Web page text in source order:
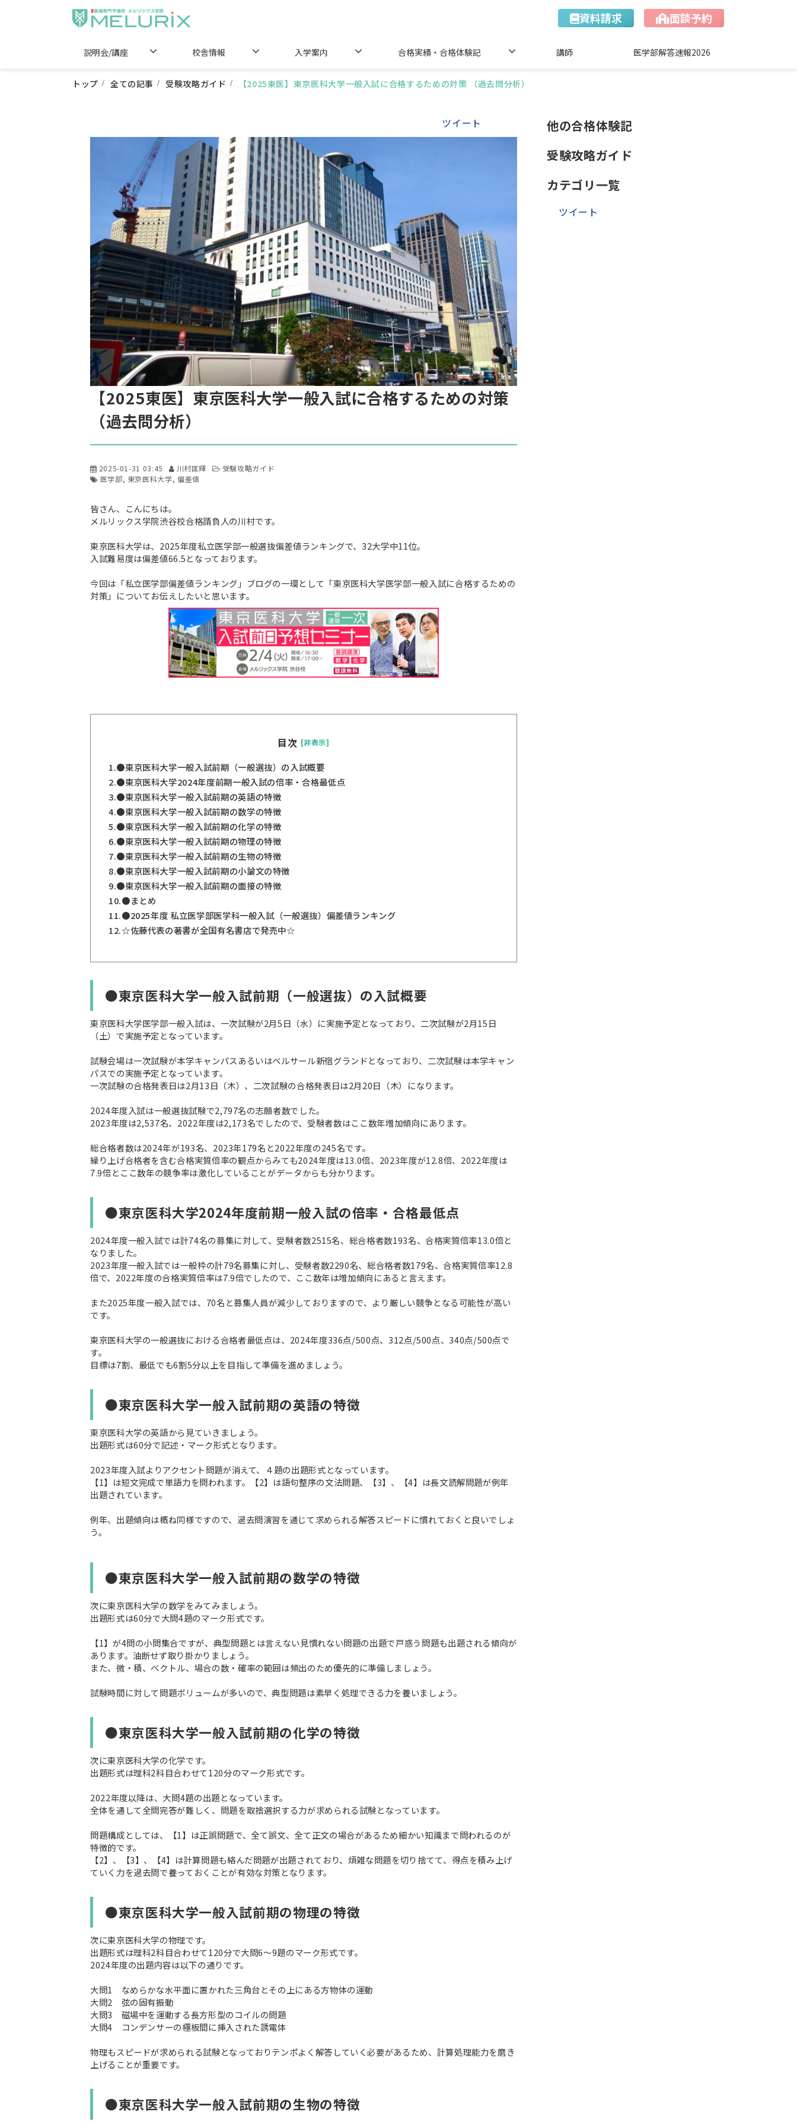
資料請求 面談予約
説明会/講座 校舎情報 入学案内 合格実績・合格体験記 講師 医学部解答速報2026
トップ 全ての記事 受験攻略ガイド 【2025東医】東京医科大学一般入試に合格するための対策 （過去問分析）
ツイート
【2025東医】東京医科大学一般入試に合格するための対策
（過去問分析）
2025-01-31 03:45 川村匡輝
受験攻略ガイド
医学部 東京医科大学 偏差値
皆さん、こんにちは。
メルリックス学院渋谷校合格請負人の川村です。
東京医科大学は、2025年度私立医学部一般選抜偏差値ランキングで、32大学中11位。
入試難易度は偏差値66.5となっております。
今回は「私立医学部偏差値ランキング」ブログの一環として「東京医科大学医学部一般入試に合格するための
対策」についてお伝えしたいと思います。
目次 [非表示]
1.●東京医科大学一般入試前期（一般選抜）の入試概要
2.●東京医科大学2024年度前期一般入試の倍率・合格最低点
3.●東京医科大学一般入試前期の英語の特徴
4.●東京医科大学一般入試前期の数学の特徴
5.●東京医科大学一般入試前期の化学の特徴
6.●東京医科大学一般入試前期の物理の特徴
7.●東京医科大学一般入試前期の生物の特徴
8.●東京医科大学一般入試前期の小論文の特徴
9.●東京医科大学一般入試前期の面接の特徴
10.●まとめ
11.●2025年度 私立医学部医学科一般入試（一般選抜）偏差値ランキング
12.☆佐藤代表の著書が全国有名書店で発売中☆
●東京医科大学一般入試前期（一般選抜）の入試概要
東京医科大学医学部一般入試は、一次試験が2月5日（水）に実施予定となっており、二次試験が2月15日
（土）で実施予定となっています。
試験会場は一次試験が本学キャンパスあるいはベルサール新宿グランドとなっており、二次試験は本学キャン
パスでの実施予定となっています。
一次試験の合格発表日は2月13日（木）、二次試験の合格発表日は2月20日（木）になります。
2024年度入試は一般選抜試験で2,797名の志願者数でした。
2023年度は2,537名、2022年度は2,173名でしたので、受験者数はここ数年増加傾向にあります。
総合格者数は2024年が193名、2023年179名と2022年度の245名です。
繰り上げ合格者を含む合格実質倍率の観点からみても2024年度は13.0倍、2023年度が12.8倍、2022年度は
7.9倍とここ数年の競争率は激化していることがデータからも分かります。
●東京医科大学2024年度前期一般入試の倍率・合格最低点
2024年度一般入試では計74名の募集に対して、受験者数2515名、総合格者数193名、合格実質倍率13.0倍と
なりました。
2023年度一般入試では一般枠の計79名募集に対し、受験者数2290名、総合格者数179名、合格実質倍率12.8
倍で、2022年度の合格実質倍率は7.9倍でしたので、ここ数年は増加傾向にあると言えます。
また2025年度一般入試では、70名と募集人員が減少しておりますので、より厳しい競争となる可能性が高い
です。
東京医科大学の一般選抜における合格者最低点は、2024年度336点/500点、312点/500点、340点/500点で
す。
目標は7割、最低でも6割5分以上を目指して準備を進めましょう。
●東京医科大学一般入試前期の英語の特徴
東京医科大学の英語から見ていきましょう。
出題形式は60分で記述・マーク形式となります。
2023年度入試よりアクセント問題が消えて、４題の出題形式となっています。
【1】は短文完成で単語力を問われます。【2】は語句整序の文法問題、【3】、【4】は長文読解問題が例年
出題されています。
例年、出題傾向は概ね同様ですので、過去問演習を通じて求められる解答スピードに慣れておくと良いでしょ
う。
●東京医科大学一般入試前期の数学の特徴
次に東京医科大学の数学をみてみましょう。
出題形式は60分で大問4題のマーク形式です。
【1】が4問の小問集合ですが、典型問題とは言えない見慣れない問題の出題で戸惑う問題も出題される傾向が
あります。油断せず取り掛かりましょう。
また、微・積、ベクトル、場合の数・確率の範囲は頻出のため優先的に準備しましょう。
試験時間に対して問題ボリュームが多いので、典型問題は素早く処理できる力を養いましょう。
●東京医科大学一般入試前期の化学の特徴
次に東京医科大学の化学です。
出題形式は理科2科目合わせて120分のマーク形式です。
2022年度以降は、大問4題の出題となっています。
全体を通して全問完答が難しく、問題を取捨選択する力が求められる試験となっています。
問題構成としては、【1】は正誤問題で、全て誤文、全て正文の場合があるため細かい知識まで問われるのが
特徴的です。
【2】、【3】、【4】は計算問題も絡んだ問題が出題されており、煩雑な問題を切り捨てて、得点を積み上げ
ていく力を過去問で養っておくことが有効な対策となります。
●東京医科大学一般入試前期の物理の特徴
次に東京医科大学の物理です。
出題形式は理科2科目合わせて120分で大問6～9題のマーク形式です。
2024年度の出題内容は以下の通りです。
大問1 なめらかな水平面に置かれた三角台とその上にある方物体の運動
大問2 弦の固有振動
大問3 磁場中を運動する長方形型のコイルの問題
大問4 コンデンサーの極板間に挿入された誘電体
物理もスピードが求められる試験となっておりテンポよく解答していく必要があるため、計算処理能力を磨き
上げることが重要です。
●東京医科大学一般入試前期の生物の特徴
他の合格体験記
受験攻略ガイド
カテゴリ一覧
ツイート